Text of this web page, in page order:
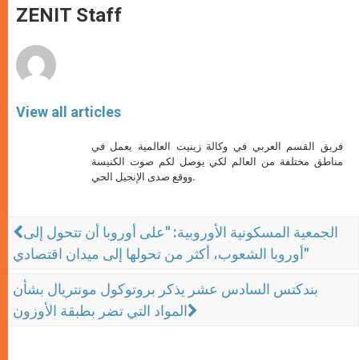
p
p
g
e
o
k
ZENIT Staff
View all articles
فريق القسم العربي في وكالة زينيت العالمية يعمل في
مناطق مختلفة من العالم لكي يوصل لكم صوت الكنيسة
ووقع صدى الإنجيل الحي.
الجمعية المسكونية الأوروبية: "على أوروبا أن تتحول إلى
أوروبا الشعوب، أكثر من تحولها إلى ميدان اقتصادي"
بندكتس السادس عشر يذكر بروتوكول مونتريال بشأن
المواد التي تضر بطبقة الأوزون